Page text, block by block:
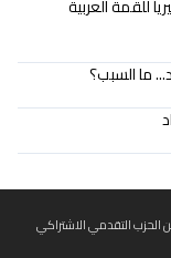
للقمة العربية
ما السبب؟
الحزب التقدمي الاشتراكي